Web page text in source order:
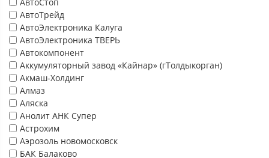
АвтоТрейд
АвтоЭлектроника Калуга
АвтоЭлектроника ТВЕРЬ
Автокомпонент
Аккумуляторный завод «Кайнар» (гТолдыкорган)
Акмаш-Холдинг
Алмаз
Аляска
Анолит АНК Супер
Астрохим
Аэрозоль новомосковск
БАК Балаково